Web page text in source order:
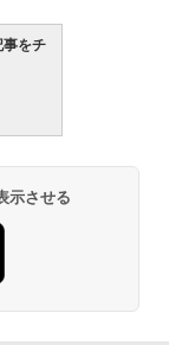
事をチ
示させる